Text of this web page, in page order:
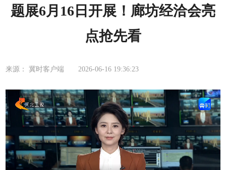
题展6月16日开展！廊坊经洽会亮
点抢先看
来源： 冀时客户端 2026-06-16 19:36:23